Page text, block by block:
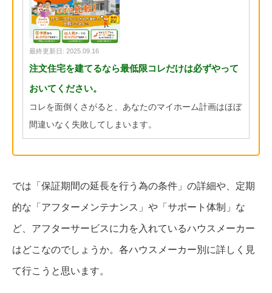
最終更新日: 2025.09.16
注文住宅を建てるなら最低限コレだけは必ずやって
おいてください。
コレを面倒くさがると、あなたのマイホーム計画はほぼ
間違いなく失敗してしまいます。
では「保証期間の延長を行う為の条件」の詳細や、定期
的な「アフターメンテナンス」や「サポート体制」な
ど、アフターサービスに力を入れているハウスメーカー
はどこなのでしょうか。各ハウスメーカー別に詳しく見
て行こうと思います。